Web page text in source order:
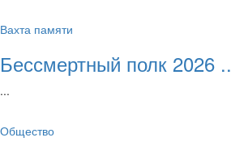
Вахта памяти
Бессмертный полк 2026 ..
...
Общество